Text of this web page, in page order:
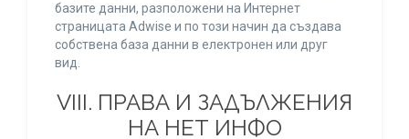
базите данни, разположени на Интернет
страницата Adwise и по този начин да създава
собствена база данни в електронен или друг
вид.
VIII. ПРАВА И ЗАДЪЛЖЕНИЯ
НА НЕТ ИНФО